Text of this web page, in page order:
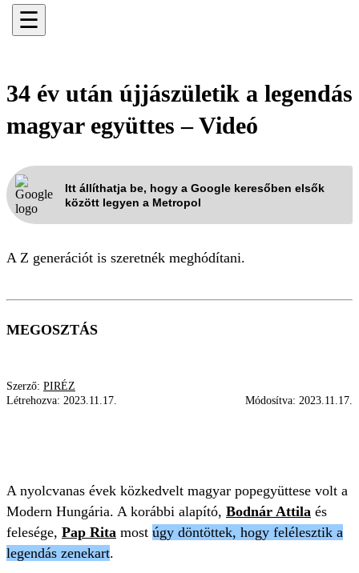
☰
34 év után újjászületik a legendás
magyar együttes – Videó
Itt állíthatja be, hogy a Google keresőben elsők
között legyen a Metropol
A Z generációt is szeretnék meghódítani.
MEGOSZTÁS
Szerző: PIRÉZ
Létrehozva: 2023.11.17. Módosítva: 2023.11.17.
A nyolcvanas évek közkedvelt magyar popegyüttese volt a
Modern Hungária. A korábbi alapító, Bodnár Attila és
felesége, Pap Rita most úgy döntöttek, hogy felélesztik a
legendás zenekart.